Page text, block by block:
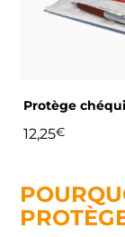
Protège
12,25€
Les
choisies
la
du
produit